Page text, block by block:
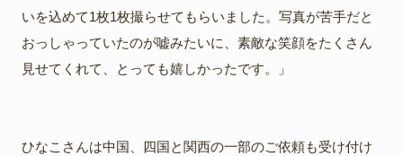
いを込めて1枚1枚撮らせてもらいました。写真が苦手だと
おっしゃっていたのが嘘みたいに、素敵な笑顔をたくさん
見せてくれて、とっても嬉しかったです。」
ひなこさんは中国、四国と関西の一部のご依頼も受け付け